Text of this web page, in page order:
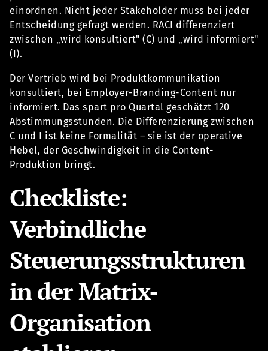
einordnen. Nicht jeder Stakeholder muss bei jeder
Entscheidung gefragt werden. RACI differenziert
zwischen „wird konsultiert" (C) und „wird informiert"
(I).
Der Vertrieb wird bei Produktkommunikation
konsultiert, bei Employer-Branding-Content nur
informiert. Das spart pro Quartal geschätzt 120
Abstimmungsstunden. Die Differenzierung zwischen
C und I ist keine Formalität – sie ist der operative
Hebel, der Geschwindigkeit in die Content-
Produktion bringt.
Checkliste:
Verbindliche
Steuerungsstrukturen
in der Matrix-
Organisation